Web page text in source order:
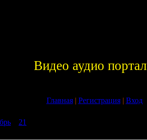
Видео аудио портал
Главная| Регистрация| Вход
21